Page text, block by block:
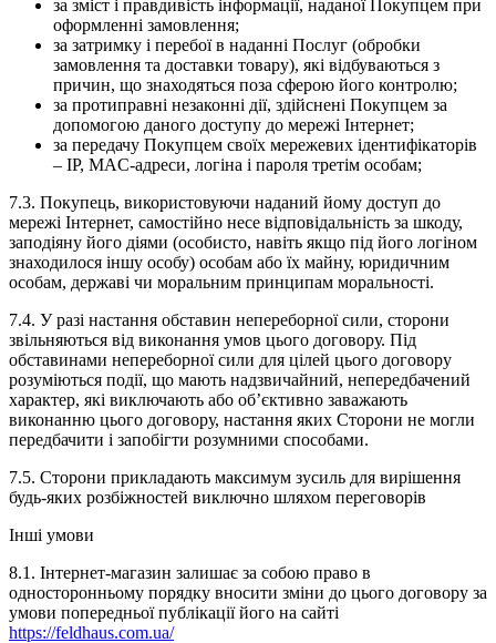
за зміст і правдивість інформації, наданої Покупцем при
оформленні замовлення;
за затримку і перебої в наданні Послуг (обробки
замовлення та доставки товару), які відбуваються з
причин, що знаходяться поза сферою його контролю;
за протиправні незаконні дії, здійснені Покупцем за
допомогою даного доступу до мережі Інтернет;
за передачу Покупцем своїх мережевих ідентифікаторів
– IP, MAC-адреси, логіна і пароля третім особам;
7.3. Покупець, використовуючи наданий йому доступ до
мережі Інтернет, самостійно несе відповідальність за шкоду,
заподіяну його діями (особисто, навіть якщо під його логіном
знаходилося іншу особу) особам або їх майну, юридичним
особам, державі чи моральним принципам моральності.
7.4. У разі настання обставин непереборної сили, сторони
звільняються від виконання умов цього договору. Під
обставинами непереборної сили для цілей цього договору
розуміються події, що мають надзвичайний, непередбачений
характер, які виключають або об’єктивно заважають
виконанню цього договору, настання яких Сторони не могли
передбачити і запобігти розумними способами.
7.5. Сторони прикладають максимум зусиль для вирішення
будь-яких розбіжностей виключно шляхом переговорів
Інші умови
8.1. Інтернет-магазин залишає за собою право в
односторонньому порядку вносити зміни до цього договору за
умови попередньої публікації його на сайті
https://feldhaus.com.ua/